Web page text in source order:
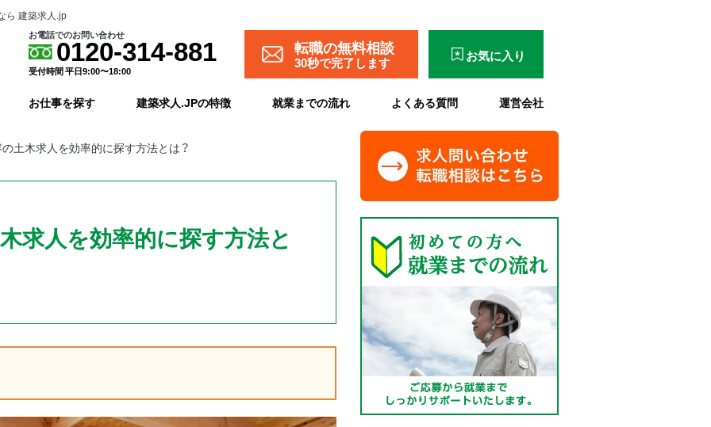
ら 建築求人.jp
お電話でのお問い合わせ
0120-314-881
受付時間 平日9:00〜18:00
転職の無料相談
30秒で完了します お気に入り
お仕事を探す 建築求人.JPの特徴 就業までの流れ よくある質問 運営会社
土木求人を効率的に探す方法とは？
求人を効率的に探す方法と